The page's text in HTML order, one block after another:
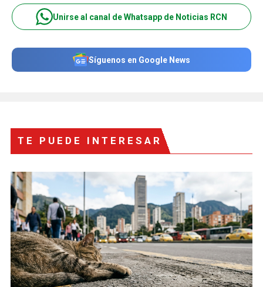
Unirse al canal de Whatsapp de Noticias RCN
Síguenos en Google News
TE PUEDE INTERESAR